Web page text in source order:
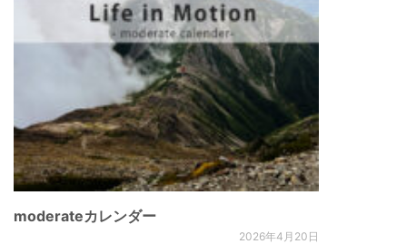
moderateカレンダー
2026年4月20日